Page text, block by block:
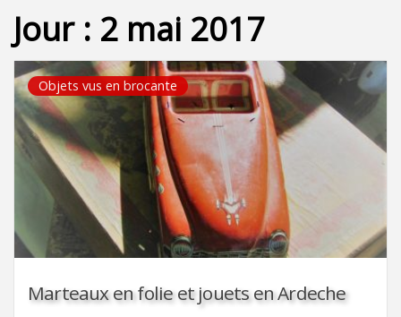
Jour : 2 mai 2017
Objets vus en brocante
Marteaux en folie et jouets en Ardeche